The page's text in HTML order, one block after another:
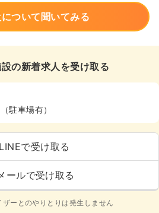
ついて聞いてみる
の新着求人を受け取る
駐車場有）
LINEで受け取る
ールで受け取る
ーとのやりとりは発生しません